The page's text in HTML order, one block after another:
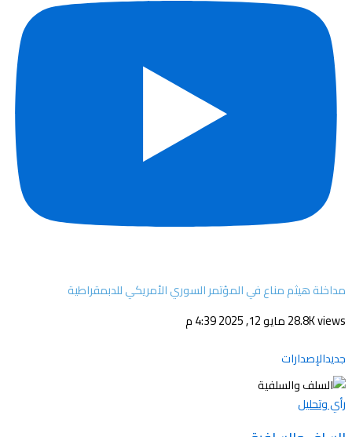
مداخلة هيثم مناع في المؤتمر السوري الأمريكي للدبمقراطية
28.8K viewsمايو 12, 2025 4:39 م
جديدالإصدارات
رأي وتحليل